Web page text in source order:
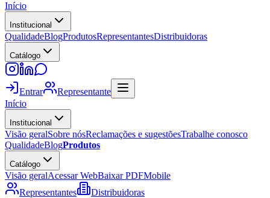
Início
Institucional
QualidadeBlogProdutosRepresentantesDistribuidoras
Catálogo
Entrar
Representante
Início
Institucional
Visão geralSobre nósReclamações e sugestõesTrabalhe conosco
QualidadeBlogProdutos
Catálogo
Visão geralAcessar WebBaixar PDFMobile
Representantes
Distribuidoras